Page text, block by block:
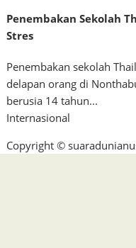
Penembakan Sekolah
Stres
Penembakan sekolah
delapan orang di
berusia 14 tahun...
Internasional
Copyright ©